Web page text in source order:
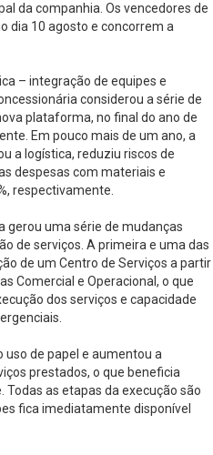
da companhia. Os vencedores de
dia 10 agosto e concorrem a
– integração de equipes e
considerou a série de
plataforma, no final do ano de
Em pouco mais de um ano, a
a logística, reduziu riscos de
despesas com materiais e
respectivamente.
uma série de mudanças
de serviços. A primeira e uma das
de um Centro de Serviços a partir
Comercial e Operacional, o que
dos serviços e capacidade
uso de papel e aumentou a
prestados, o que beneficia
as etapas da execução são
fica imediatamente disponível